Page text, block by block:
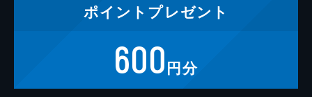
ポイント プレゼント
600円分